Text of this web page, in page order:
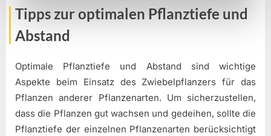
Tipps zur optimalen Pflanztiefe und
Abstand
Optimale Pflanztiefe und Abstand sind wichtige
Aspekte beim Einsatz des Zwiebelpflanzers für das
Pflanzen anderer Pflanzenarten. Um sicherzustellen,
dass die Pflanzen gut wachsen und gedeihen, sollte die
Pflanztiefe der einzelnen Pflanzenarten berücksichtigt